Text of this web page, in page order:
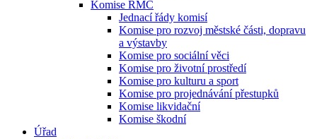
Komise RMČ
Jednací řády komisí
Komise pro rozvoj městské části, dopravu
a výstavby
Komise pro sociální věci
Komise pro životní prostředí
Komise pro kulturu a sport
Komise pro projednávání přestupků
Komise likvidační
Komise škodní
Úřad